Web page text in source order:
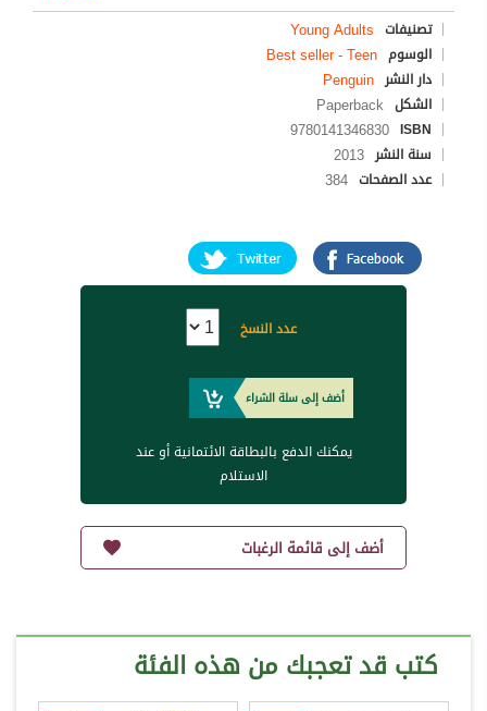
تصنيفات Young Adults
الوسوم Best seller-Teen
دار النشر Penguin
الشكل Paperback
ISBN
9780141346830
سنة النشر 2013
عدد الصفحات 384
عدد النسخ
أضف إلى سلة الشراء
يمكنك الدفع بالبطاقة الائتمانية أو عند
الاستلام
أضف إلى قائمة الرغبات
كتب قد تعجبك من هذه الفئة